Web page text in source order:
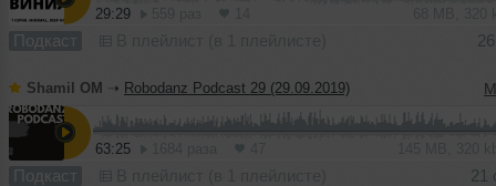
29:29
Подкаст
Shamil ОМ ➝ Robodanz Podcast 29 (29.09.2019)
63:25
Подкаст 21